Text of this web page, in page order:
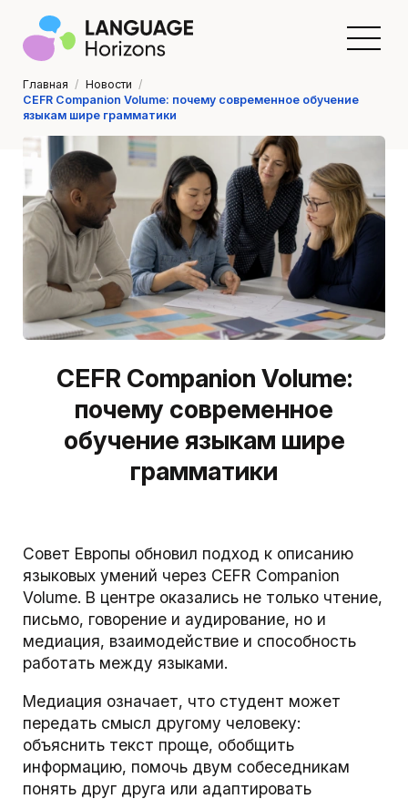
Главная / Новости /
CEFR Companion Volume: почему современное обучение
языкам шире грамматики
CEFR Companion Volume:
почему современное
обучение языкам шире
грамматики
Совет Европы обновил подход к описанию
языковых умений через CEFR Companion
Volume. В центре оказались не только чтение,
письмо, говорение и аудирование, но и
медиация, взаимодействие и способность
работать между языками.
Медиация означает, что студент может
передать смысл другому человеку:
объяснить текст проще, обобщить
информацию, помочь двум собеседникам
понять друг друга или адаптировать